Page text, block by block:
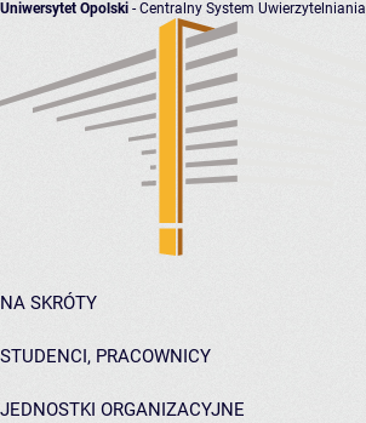
Uniwersytet Opolski - Centralny System Uwierzytelniania
NA SKRÓTY
STUDENCI, PRACOWNICY
JEDNOSTKI ORGANIZACYJNE